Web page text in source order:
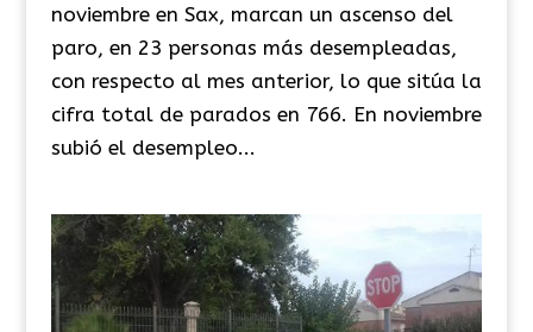
noviembre en Sax, marcan un ascenso del
paro, en 23 personas más desempleadas,
con respecto al mes anterior, lo que sitúa la
cifra total de parados en 766. En noviembre
subió el desempleo...